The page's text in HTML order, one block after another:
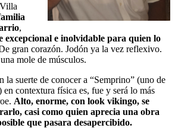
,
excepcional e inolvidable para quien lo
gran corazón. Jodón ya la vez reflexivo.
mole de músculos.
la suerte de conocer a “Semprino” (uno de
contextura física es, fue y será lo más
Alto, enorme, con look vikingo, se
casi como quien aprecia una obra
que pasara desapercibido.